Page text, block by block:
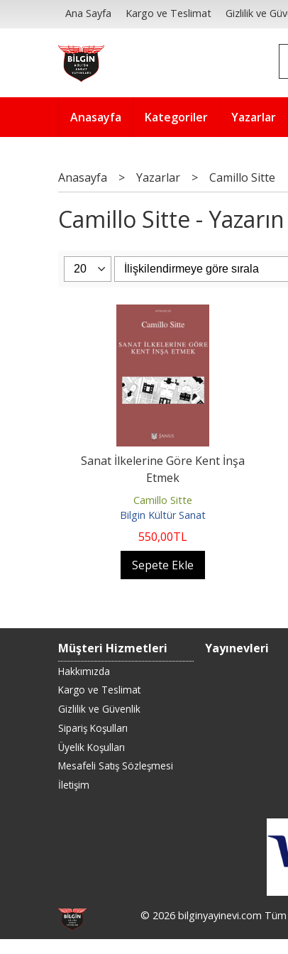
Ana Sayfa Kargo ve Teslimat Gizlilik ve
Anasayfa Kategoriler Yazarlar
Anasayfa > Yazarlar > Camillo Sitte
Camillo Sitte -
Sanat İlkelerine Göre Kent İnşa
Etmek
Camillo Sitte
Bilgin Kültür Sanat
550,00TL
Sepete Ekle
Müşteri Hizmetleri
Hakkımızda
Kargo ve Teslimat
Gizlilik ve Güvenlik
Sipariş Koşulları
Üyelik Koşulları
Mesafeli Satış Sözleşmesi
İletişim
Yayınevleri
© 2026 bilginyayinevi.com Tüm